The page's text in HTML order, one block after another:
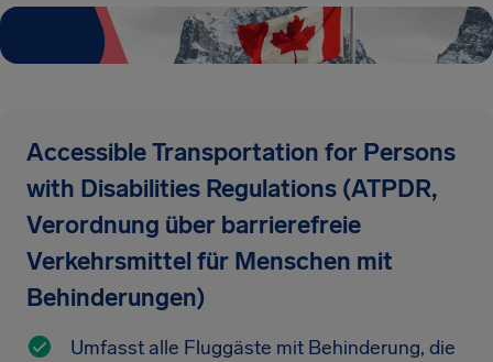
Accessible Transportation for Persons
with Disabilities Regulations (ATPDR,
Verordnung über barrierefreie
Verkehrsmittel für Menschen mit
Behinderungen)
Umfasst alle Fluggäste mit Behinderung, die